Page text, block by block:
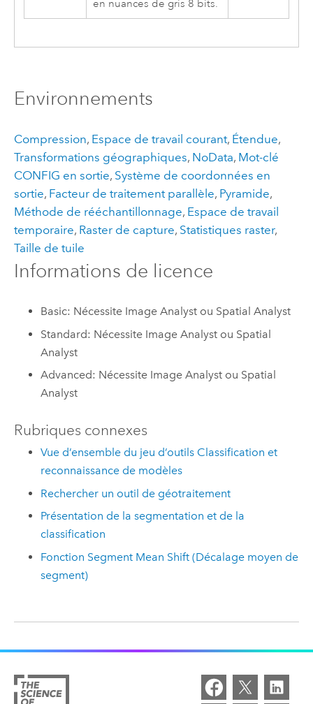
en nuances de gris 8 bits.
Environnements
Compression, Espace de travail courant, Étendue,
Transformations géographiques, NoData, Mot-clé
CONFIG en sortie, Système de coordonnées en
sortie, Facteur de traitement parallèle, Pyramide,
Méthode de rééchantillonnage, Espace de travail
temporaire, Raster de capture, Statistiques raster,
Taille de tuile
Informations de licence
Basic: Nécessite Image Analyst ou Spatial Analyst
Standard: Nécessite Image Analyst ou Spatial
Analyst
Advanced: Nécessite Image Analyst ou Spatial
Analyst
Rubriques connexes
Vue d’ensemble du jeu d’outils Classification et
reconnaissance de modèles
Rechercher un outil de géotraitement
Présentation de la segmentation et de la
classification
Fonction Segment Mean Shift (Décalage moyen de
segment)